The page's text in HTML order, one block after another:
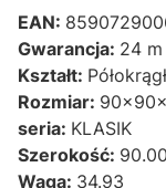
EAN:
Gwarancja: 24 m
Kształt:
Rozmiar:
seria: KLASIK
Szerokość:
Waga: 34.93